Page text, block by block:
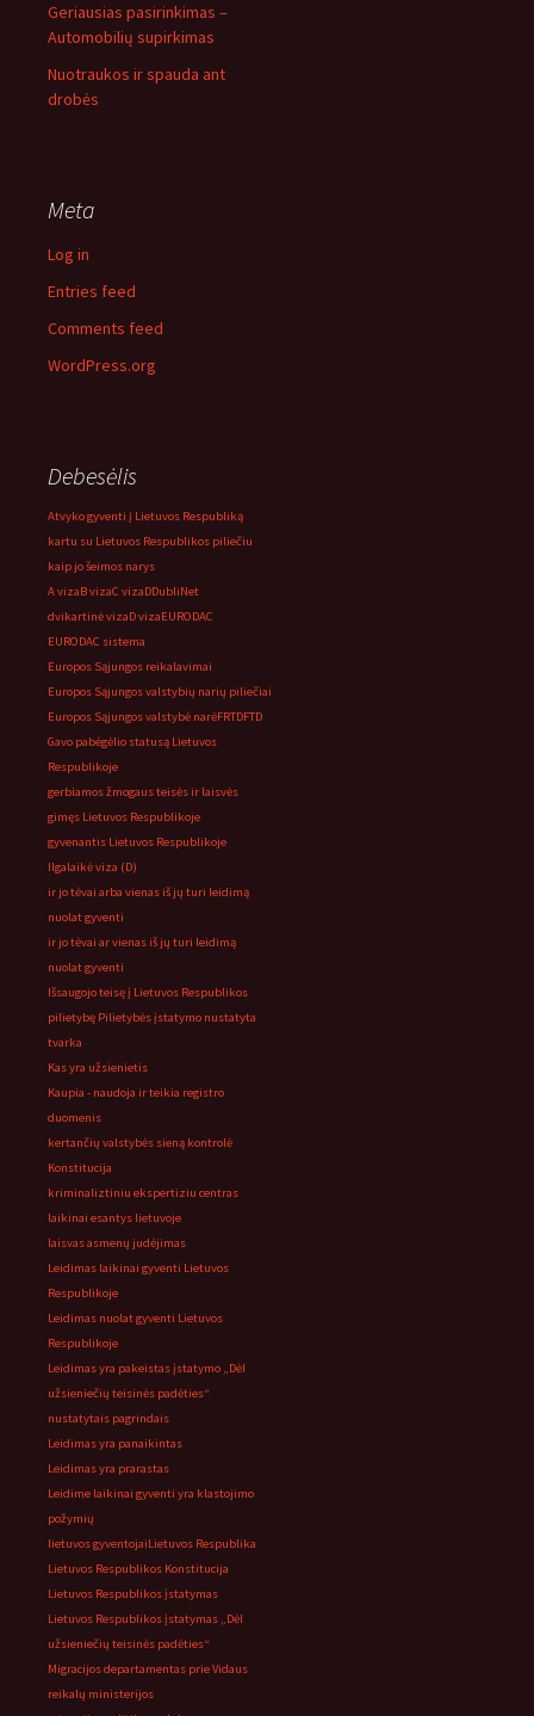
Geriausias pasirinkimas –
Automobilių supirkimas
Nuotraukos ir spauda ant
drobės
Meta
Log in
Entries feed
Comments feed
WordPress.org
Debesėlis
Atvyko gyventi į Lietuvos Respubliką
kartu su Lietuvos Respublikos piliečiu
kaip jo šeimos narys
A vizaB vizaC vizaDDubliNet
dvikartinė vizaD vizaEURODAC
EURODAC sistema
Europos Sąjungos reikalavimai
Europos Sąjungos valstybių narių piliečiai
Europos Sąjungos valstybė narėFRTDFTD
Gavo pabėgėlio statusą Lietuvos
Respublikoje
gerbiamos žmogaus teisės ir laisvės
gimęs Lietuvos Respublikoje
gyvenantis Lietuvos Respublikoje
Ilgalaikė viza (D)
ir jo tėvai arba vienas iš jų turi leidimą
nuolat gyventi
ir jo tėvai ar vienas iš jų turi leidimą
nuolat gyventi
Išsaugojo teisę į Lietuvos Respublikos
pilietybę Pilietybės įstatymo nustatyta
tvarka
Kas yra užsienietis
Kaupia - naudoja ir teikia registro
duomenis
kertančių valstybės sieną kontrolė
Konstitucija
kriminaliztiniu ekspertiziu centras
laikinai esantys lietuvoje
laisvas asmenų judėjimas
Leidimas laikinai gyventi Lietuvos
Respublikoje
Leidimas nuolat gyventi Lietuvos
Respublikoje
Leidimas yra pakeistas įstatymo „Dėl
užsieniečių teisinės padėties“
nustatytais pagrindais
Leidimas yra panaikintas
Leidimas yra prarastas
Leidime laikinai gyventi yra klastojimo
požymių
lietuvos gyventojaiLietuvos Respublika
Lietuvos Respublikos Konstitucija
Lietuvos Respublikos įstatymas
Lietuvos Respublikos įstatymas „Dėl
užsieniečių teisinės padėties“
Migracijos departamentas prie Vidaus
reikalų ministerijos